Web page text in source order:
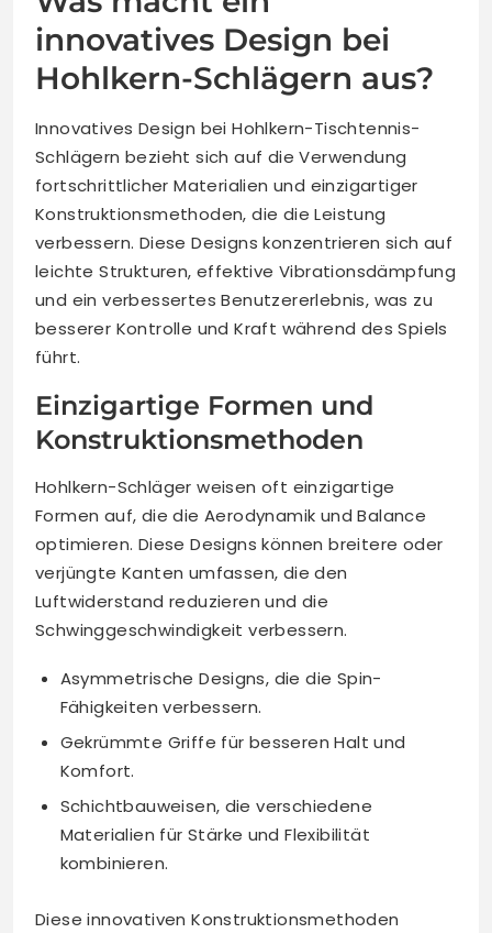
innovatives Design bei
Hohlkern-Schlägern aus?
Innovatives Design bei Hohlkern-Tischtennis-
Schlägern bezieht sich auf die Verwendung
fortschrittlicher Materialien und einzigartiger
Konstruktionsmethoden, die die Leistung
verbessern. Diese Designs konzentrieren sich auf
leichte Strukturen, effektive Vibrationsdämpfung
und ein verbessertes Benutzererlebnis, was zu
besserer Kontrolle und Kraft während des Spiels
führt.
Einzigartige Formen und
Konstruktionsmethoden
Hohlkern-Schläger weisen oft einzigartige
Formen auf, die die Aerodynamik und Balance
optimieren. Diese Designs können breitere oder
verjüngte Kanten umfassen, die den
Luftwiderstand reduzieren und die
Schwinggeschwindigkeit verbessern.
Asymmetrische Designs, die die Spin-
Fähigkeiten verbessern.
Gekrümmte Griffe für besseren Halt und
Komfort.
Schichtbauweisen, die verschiedene
Materialien für Stärke und Flexibilität
kombinieren.
Diese innovativen Konstruktionsmethoden